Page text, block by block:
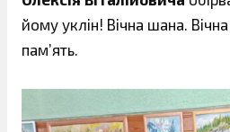
йому уклін! Вічна шана. Вічна
пам’ять.